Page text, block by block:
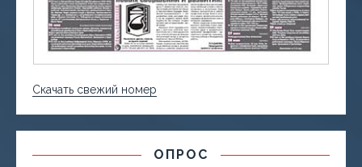
Скачать свежий номер
ОПРОС